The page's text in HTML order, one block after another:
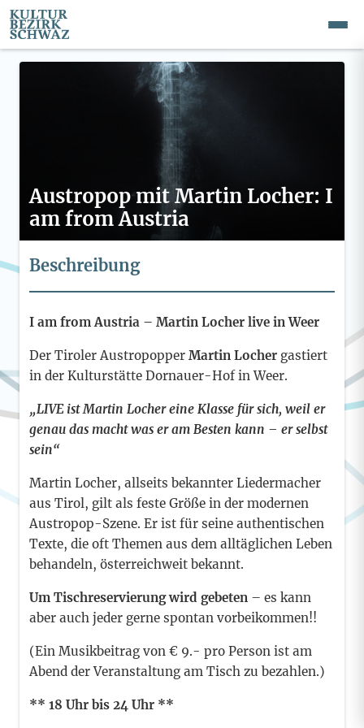
Austropop mit Martin Locher: I
am from Austria
Beschreibung
I am from Austria – Martin Locher live in Weer
Der Tiroler Austropopper Martin Locher gastiert
in der Kulturstätte Dornauer-Hof in Weer.
„LIVE ist Martin Locher eine Klasse für sich, weil er
genau das macht was er am Besten kann – er selbst
sein“
Martin Locher, allseits bekannter Liedermacher
aus Tirol, gilt als feste Größe in der modernen
Austropop-Szene. Er ist für seine authentischen
Texte, die oft Themen aus dem alltäglichen Leben
behandeln, österreichweit bekannt.
Um Tischreservierung wird gebeten – es kann
aber auch jeder gerne spontan vorbeikommen!!
(Ein Musikbeitrag von € 9.- pro Person ist am
Abend der Veranstaltung am Tisch zu bezahlen.)
** 18 Uhr bis 24 Uhr **